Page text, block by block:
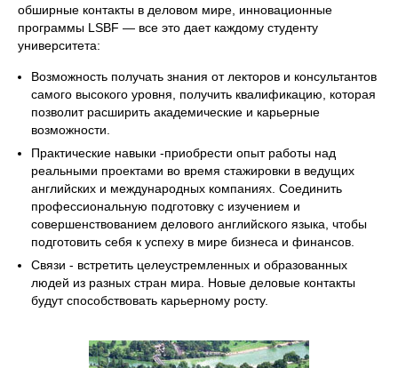
обширные контакты в деловом мире, инновационные
программы LSBF — все это дает каждому студенту
университета:
Возможность получать знания от лекторов и консультантов
самого высокого уровня, получить квалификацию, которая
позволит расширить академические и карьерные
возможности.
Практические навыки -приобрести опыт работы над
реальными проектами во время стажировки в ведущих
английских и международных компаниях. Соединить
профессиональную подготовку с изучением и
совершенствованием делового английского языка, чтобы
подготовить себя к успеху в мире бизнеса и финансов.
Связи - встретить целеустремленных и образованных
людей из разных стран мира. Новые деловые контакты
будут способствовать карьерному росту.